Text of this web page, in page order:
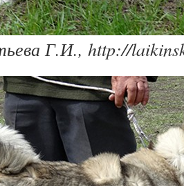
Г.И., http://